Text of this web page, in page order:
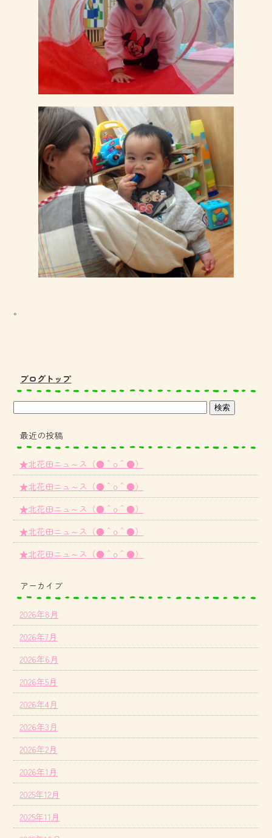
。
ブログトップ
最近の投稿
★北花田ニュ～ス（●＾o＾●）
★北花田ニュ～ス（●＾o＾●）
★北花田ニュ～ス（●＾o＾●）
★北花田ニュ～ス（●＾o＾●）
★北花田ニュ～ス（●＾o＾●）
アーカイブ
2026年8月
2026年7月
2026年6月
2026年5月
2026年4月
2026年3月
2026年2月
2026年1月
2025年12月
2025年11月